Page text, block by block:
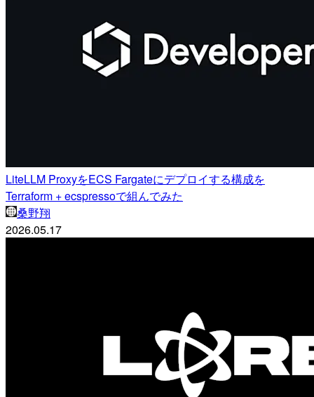
LiteLLM ProxyをECS Fargateにデプロイする構成を
Terraform + ecspressoで組んでみた
桑野翔
2026.05.17